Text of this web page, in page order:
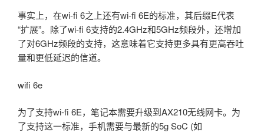
事实上，在wi-fi 6之上还有wi-fi 6E的标准，其后缀E代表
“扩展”。除了wi-fi 6支持的2.4GHz和5GHz频段外，还增加
了对6GHz频段的支持，这意味着它支持更多具有更高吞吐
量和更低延迟的信道。
wifi 6e
为了支持wi-fi 6E，笔记本需要升级到AX210无线网卡。为
了支持这一标准，手机需要与最新的5g SoC (如